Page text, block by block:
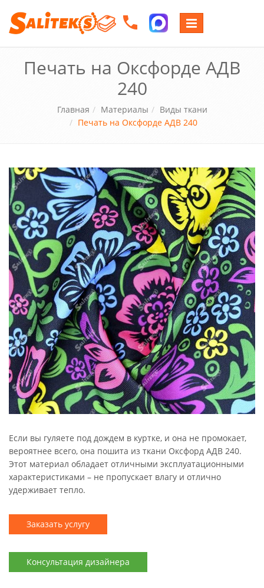
Переключение
навигации
Печать на Оксфорде АДВ
240
Главная Материалы
Виды ткани
Печать на Оксфорде АДВ 240
Если вы гуляете под дождем в куртке, и она не промокает,
вероятнее всего, она пошита из ткани Оксфорд АДВ 240.
Этот материал обладает отличными эксплуатационными
характеристиками – не пропускает влагу и отлично
удерживает тепло.
Заказать услугу
Консультация дизайнера